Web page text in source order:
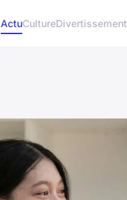
ActuCultureDivertissement